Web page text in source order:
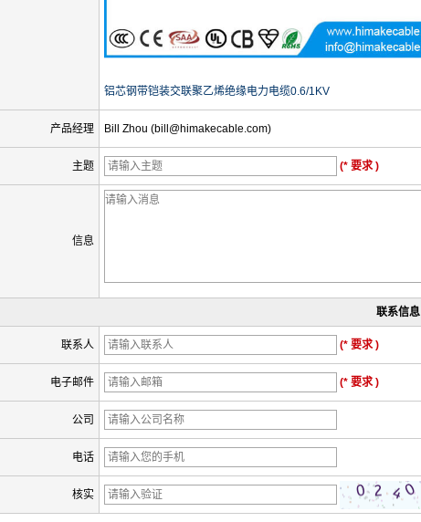
铝芯钢带铠装交联聚乙烯绝缘电力电缆0.6/1KV
产品经理 Bill Zhou (bill@himakecable.com)
主题 (* 要求 )
信息
联系信息
联系人 (* 要求 )
电子邮件 (* 要求 )
公司
电话
核实